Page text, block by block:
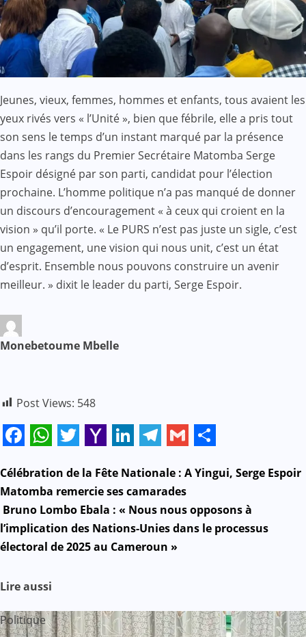
Jeunes, vieux, femmes, hommes et enfants, tous avaient les
yeux rivés vers « l’Unité », bien que fébrile, elle a pris tout
son sens le temps d’un instant marqué par la présence
dans les rangs du Premier Secrétaire Matomba Serge
Espoir désigné par son parti, candidat pour l’élection
prochaine. L’homme politique n’a pas manqué de donner
un discours d’encouragement « à ceux qui croient en la
vision » qu’il porte. « Le PURS n’est pas juste un sigle, c’est
un engagement, une vision qui nous unit, c’est un état
d’esprit. Ensemble nous pouvons construire un avenir
meilleur. » dixit le leader du parti, Serge Espoir.
Monebetoume Mbelle
Post Views: 548
Mail
N
a
v
g
a
Célébration de la Fête Nationale : A Yingui, Serge Espoir
Matomba remercie ses camarades
Bruno Lombo Ebala : « Nous nous opposons à
l’implication des Nations-Unies dans le processus
électoral de 2025 au Cameroun »
Lire aussi
Politique